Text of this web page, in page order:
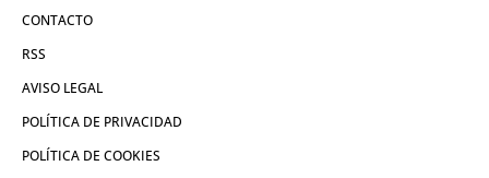
CONTACTO
RSS
AVISO LEGAL
POLÍTICA DE PRIVACIDAD
POLÍTICA DE COOKIES